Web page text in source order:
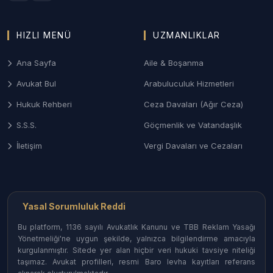
Mahkemeleri nezdinde sonuç odaklı ve gizlilik
3. Çanakkale Ceza ve Ağır Ceza Savunması
kaçakçılık dosyaları ve taksirle yaralama suçlarında
soruşturma aşamasından itibaren etkin savunma
haklarının savunulması, iş kazası tazminatları ve
Çanakkale İlçelerinde Avukat
Erişimi
HIZLI MENÜ
Ana Sayfa
Avukat Bul
Hukuk Rehberi
S.S.S.
İletişim
UZMANLIKLAR
Aile & Boşanma
Arabuluculuk Hizmetleri
Ceza Davaları (Ağır Ceza)
Göçmenlik ve Vatandaşlık
Vergi Davaları ve Cezaları
Yasal Sorumluluk Reddi
Bu platform, 1136 sayılı Avukatlık Kanunu ve TBB Reklam Yasağı
Yönetmeliği'ne uygun şekilde, yalnızca bilgilendirme amacıyla
kurgulanmıştır. Sitede yer alan hiçbir veri hukuki tavsiye niteliği
taşımaz. Avukat profilleri, resmi Baro levha kayıtları referans